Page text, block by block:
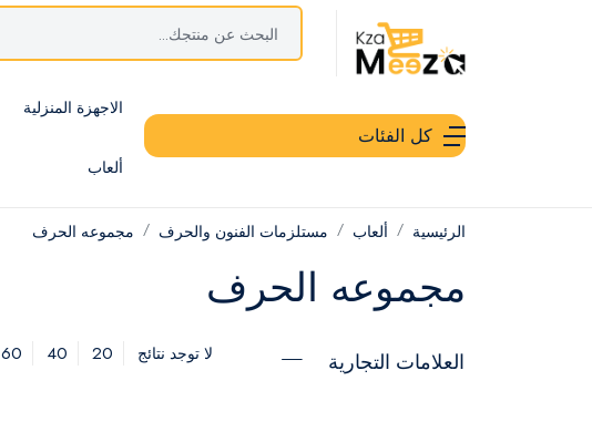
كل الفئات
الاجهزة المنزلية
ألعاب
الرئيسية ألعاب مستلزمات الفنون والحرف مجموعه الحرف
مجموعه الحرف
العلامات التجارية لا توجد نتائج 20
40
60